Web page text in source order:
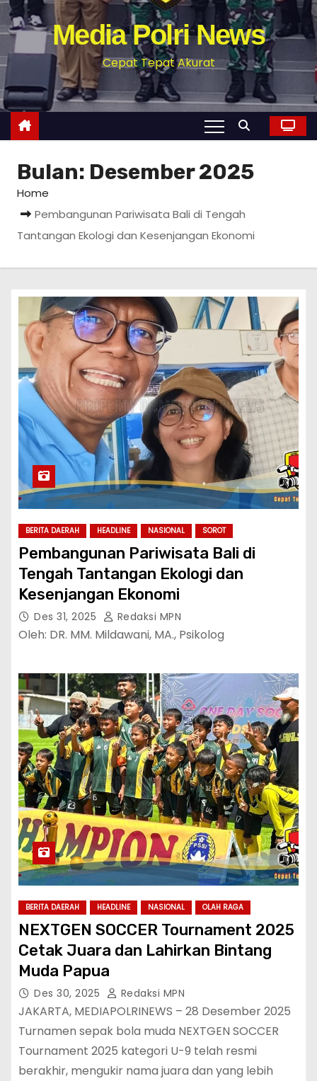
Media Polri News
Cepat Tepat Akurat
Bulan: Desember 2025
Home
Pembangunan Pariwisata Bali di Tengah
Tantangan Ekologi dan Kesenjangan Ekonomi
BERITA DAERAH HEADLINE NASIONAL SOROT
Pembangunan Pariwisata Bali di
Tengah Tantangan Ekologi dan
Kesenjangan Ekonomi
Des 31, 2025 Redaksi MPN
Oleh: DR. MM. Mildawani, MA., Psikolog
BERITA DAERAH HEADLINE NASIONAL OLAH RAGA
NEXTGEN SOCCER Tournament 2025
Cetak Juara dan Lahirkan Bintang
Muda Papua
Des 30, 2025 Redaksi MPN
JAKARTA, MEDIAPOLRINEWS – 28 Desember 2025
Turnamen sepak bola muda NEXTGEN SOCCER
Tournament 2025 kategori U-9 telah resmi
berakhir, mengukir nama juara dan yang lebih